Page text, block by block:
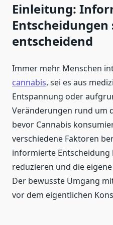
Einleitung:
Entscheidungen
entscheidend
Immer mehr Menschen
cannabis, sei es aus
Entspannung oder
Veränderungen rund um
bevor Cannabis
verschiedene Faktoren
informierte Entscheidung
reduzieren und die
Der bewusste Umgang
vor dem eigentlichen